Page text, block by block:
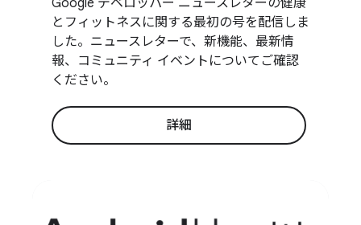
とフィットネスに関する最初の号を配信しま
した。ニュースレターで、新機能、最新情
報、コミュニティ イベントについてご確認
ください。
詳細